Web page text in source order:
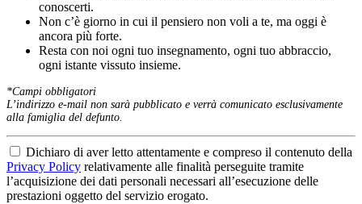
conoscerti.
Non c’è giorno in cui il pensiero non voli a te, ma oggi è
ancora più forte.
Resta con noi ogni tuo insegnamento, ogni tuo abbraccio,
ogni istante vissuto insieme.
*Campi obbligatori
L’indirizzo e-mail non sarà pubblicato e verrà comunicato esclusivamente
alla famiglia del defunto.
Dichiaro di aver letto attentamente e compreso il contenuto della
Privacy Policy relativamente alle finalità perseguite tramite
l’acquisizione dei dati personali necessari all’esecuzione delle
prestazioni oggetto del servizio erogato.